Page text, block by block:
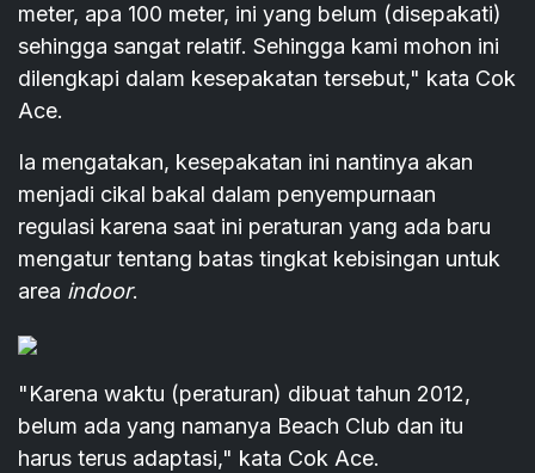
meter, apa 100 meter, ini yang belum (disepakati)
sehingga sangat relatif. Sehingga kami mohon ini
dilengkapi dalam kesepakatan tersebut," kata Cok
Ace.
Ia mengatakan, kesepakatan ini nantinya akan
menjadi cikal bakal dalam penyempurnaan
regulasi karena saat ini peraturan yang ada baru
mengatur tentang batas tingkat kebisingan untuk
area indoor.
"Karena waktu (peraturan) dibuat tahun 2012,
belum ada yang namanya Beach Club dan itu
harus terus adaptasi," kata Cok Ace.